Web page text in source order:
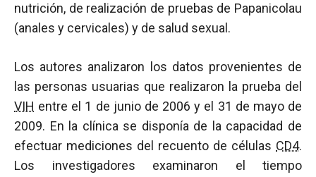
nutrición, de realización de pruebas de Papanicolau
(anales y cervicales) y de salud sexual.
Los autores analizaron los datos provenientes de
las personas usuarias que realizaron la prueba del
VIH entre el 1 de junio de 2006 y el 31 de mayo de
2009. En la clínica se disponía de la capacidad de
efectuar mediciones del recuento de células CD4.
Los investigadores examinaron el tiempo